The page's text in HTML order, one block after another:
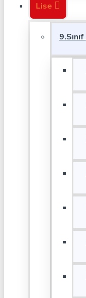
Lise
9.Sınıf